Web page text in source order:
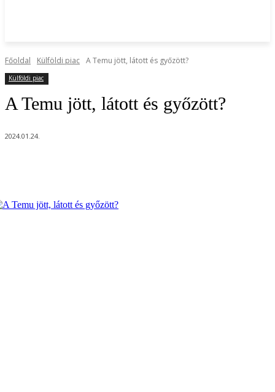
Főoldal Külföldi piac A Temu jött, látott és győzött?
Külföldi piac
A Temu jött, látott és győzött?
2024.01.24.